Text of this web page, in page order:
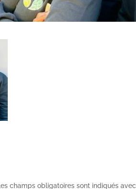
Les champs obligatoires sont indiqués avec